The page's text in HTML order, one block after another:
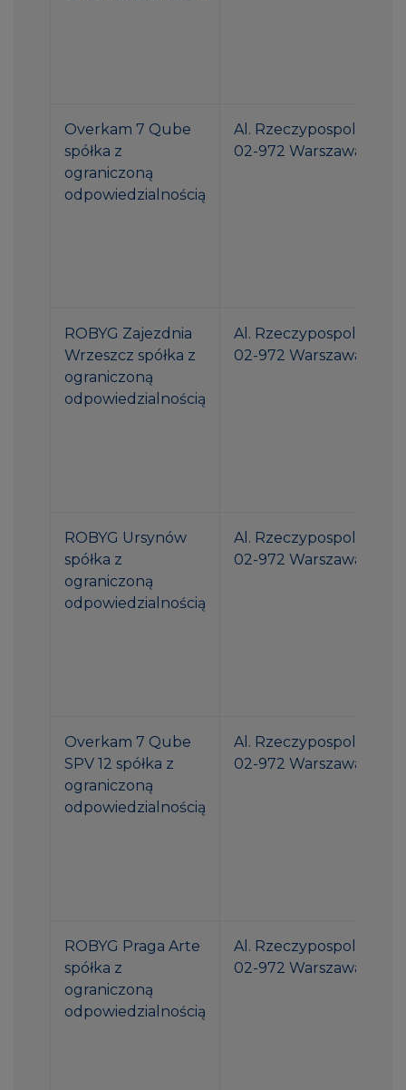
Overkam 7 Qube
spółka z
ograniczoną
odpowiedzialnością
Al. Rzeczypospolitej 1
02-972 Warszawa
ROBYG Zajezdnia
Wrzeszcz spółka z
ograniczoną
odpowiedzialnością
Al. Rzeczypospolitej 1
02-972 Warszawa
ROBYG Ursynów
spółka z
ograniczoną
odpowiedzialnością
Al. Rzeczypospolitej 1
02-972 Warszawa
Overkam 7 Qube
SPV 12 spółka z
ograniczoną
odpowiedzialnością
Al. Rzeczypospolitej 1
02-972 Warszawa
ROBYG Praga Arte
spółka z
ograniczoną
odpowiedzialnością
Al. Rzeczypospolitej 1
02-972 Warszawa